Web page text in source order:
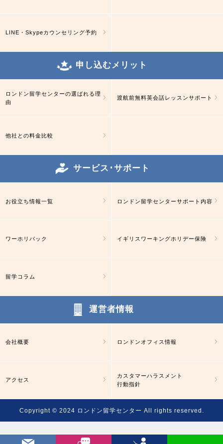
LINE・Skypeカウンセリング予約
申し込むメリット
ロンドン留学センターの選ばれる理
由
渡航前無料英会話レッスンサポート
他社との料金比較
サービス･サポート
お役立ち情報一覧 ロンドン留学センターサポート内容
ワーホリパック イギリスワーキングホリデー保険
留学コラム
運営者情報
会社概要 ロンドンオフィス情報
アクセス
カスタマーハラスメント
行動指針
Copyright © 2024 ロンドン留学センター All rights reserved.